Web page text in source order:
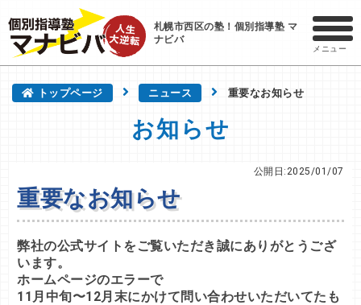
札幌市西区の塾！個別指導塾 マ
ナビバ
メニュー
トップページ ニュース 重要なお知らせ
お知らせ
公開日:2025/01/07
重要なお知らせ
弊社の公式サイトをご覧いただき誠にありがとうござ
います。
ホームページのエラーで
11月中旬〜12月末にかけて問い合わせいただいてたも